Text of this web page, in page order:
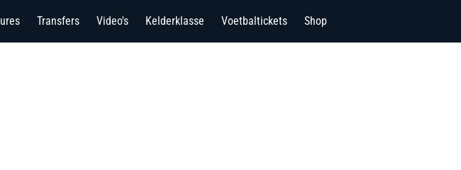
Transfers Video's Kelderklasse Voetbaltickets Shop